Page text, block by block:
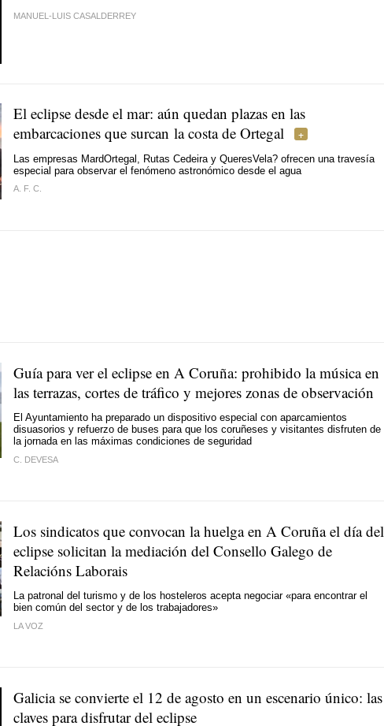
MANUEL-LUIS CASALDERREY
El eclipse desde el mar: aún quedan plazas en las
embarcaciones que surcan la costa de Ortegal
Las empresas MardOrtegal, Rutas Cedeira y QueresVela? ofrecen una travesía
especial para observar el fenómeno astronómico desde el agua
A. F. C.
Guía para ver el eclipse en A Coruña: prohibido la música en
las terrazas, cortes de tráfico y mejores zonas de observación
El Ayuntamiento ha preparado un dispositivo especial con aparcamientos
disuasorios y refuerzo de buses para que los coruñeses y visitantes disfruten de
la jornada en las máximas condiciones de seguridad
C. DEVESA
Los sindicatos que convocan la huelga en A Coruña el día del
eclipse solicitan la mediación del Consello Galego de
Relacións Laborais
La patronal del turismo y de los hosteleros acepta negociar «para encontrar el
bien común del sector y de los trabajadores»
LA VOZ
Galicia se convierte el 12 de agosto en un escenario único: las
claves para disfrutar del eclipse